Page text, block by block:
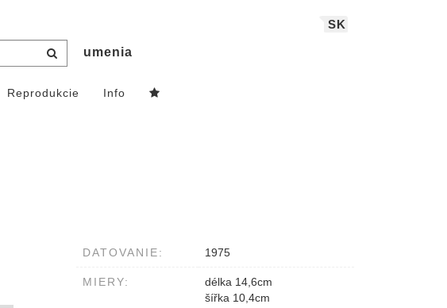
SK
umenia
Reprodukcie Info
DATOVANIE: 1975
MIERY:
délka 14,6cm
šířka 10,4cm